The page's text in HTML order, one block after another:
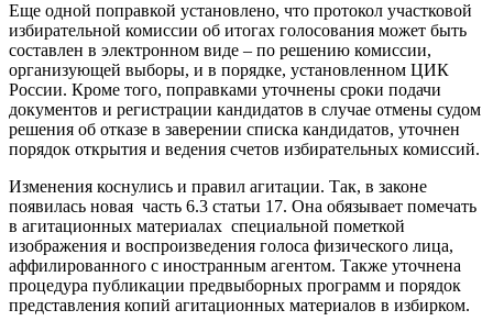
Еще одной поправкой установлено, что протокол участковой
избирательной комиссии об итогах голосования может быть
составлен в электронном виде – по решению комиссии,
организующей выборы, и в порядке, установленном ЦИК
России. Кроме того, поправками уточнены сроки подачи
документов и регистрации кандидатов в случае отмены судом
решения об отказе в заверении списка кандидатов, уточнен
порядок открытия и ведения счетов избирательных комиссий.
Изменения коснулись и правил агитации. Так, в законе
появилась новая часть 6.3 статьи 17. Она обязывает помечать
в агитационных материалах специальной пометкой
изображения и воспроизведения голоса физического лица,
аффилированного с иностранным агентом. Также уточнена
процедура публикации предвыборных программ и порядок
представления копий агитационных материалов в избирком.